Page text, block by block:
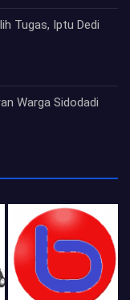
Tugas, Iptu Dedi
Warga Sidodadi